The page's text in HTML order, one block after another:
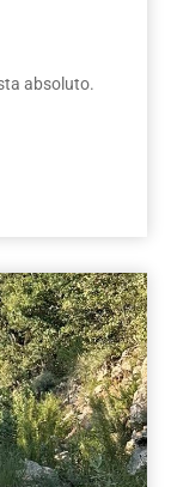
absoluto.